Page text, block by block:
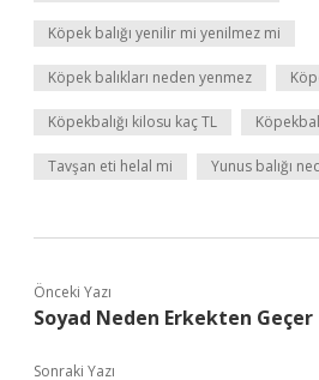
Köpek balığı yenilir mi yenilmez mi
Köpek balıkları neden yenmez
Köpekbalığı kilosu kaç TL
Tavşan eti helal mi Yunus balığı
Önceki Yazı
Soyad Neden Erkekten Geçer
Sonraki Yazı